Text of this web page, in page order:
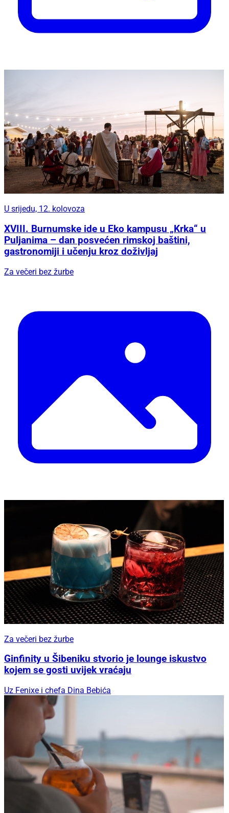
U srijedu, 12. kolovoza
XVIII. Burnumske ide u Eko kampusu „Krka“ u
Puljanima – dan posvećen rimskoj baštini,
gastronomiji i učenju kroz doživljaj
Za večeri bez žurbe
Za večeri bez žurbe
Ginfinity u Šibeniku stvorio je lounge iskustvo
kojem se gosti uvijek vraćaju
Uz Fenixe i chefa Dina Bebića